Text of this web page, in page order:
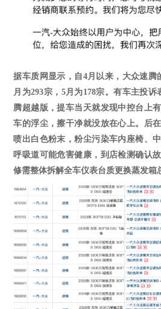
据车质网显示，自 4月以来，大众速腾
月为293宗，5月为178宗。有车主投诉
腾超越版，提车当天就发现中控台上
车的浮尘，擦干净就没放在心上。后
喷出白色粉末，粉尘污染车内座椅、
呼吸道可能危害健康，到店检测确认
修需整体拆解全车仪表台质更换蒸发箱